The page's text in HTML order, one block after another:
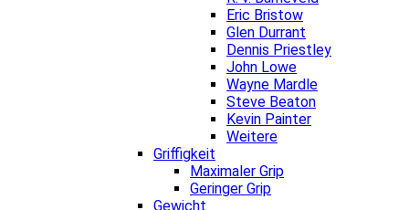
Eric Bristow
Glen Durrant
Dennis Priestley
John Lowe
Wayne Mardle
Steve Beaton
Kevin Painter
Weitere
Griffigkeit
Maximaler Grip
Geringer Grip
Gewicht